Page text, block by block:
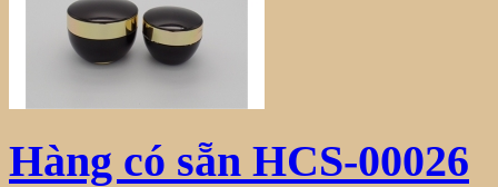
Hàng có sẵn HCS-00026